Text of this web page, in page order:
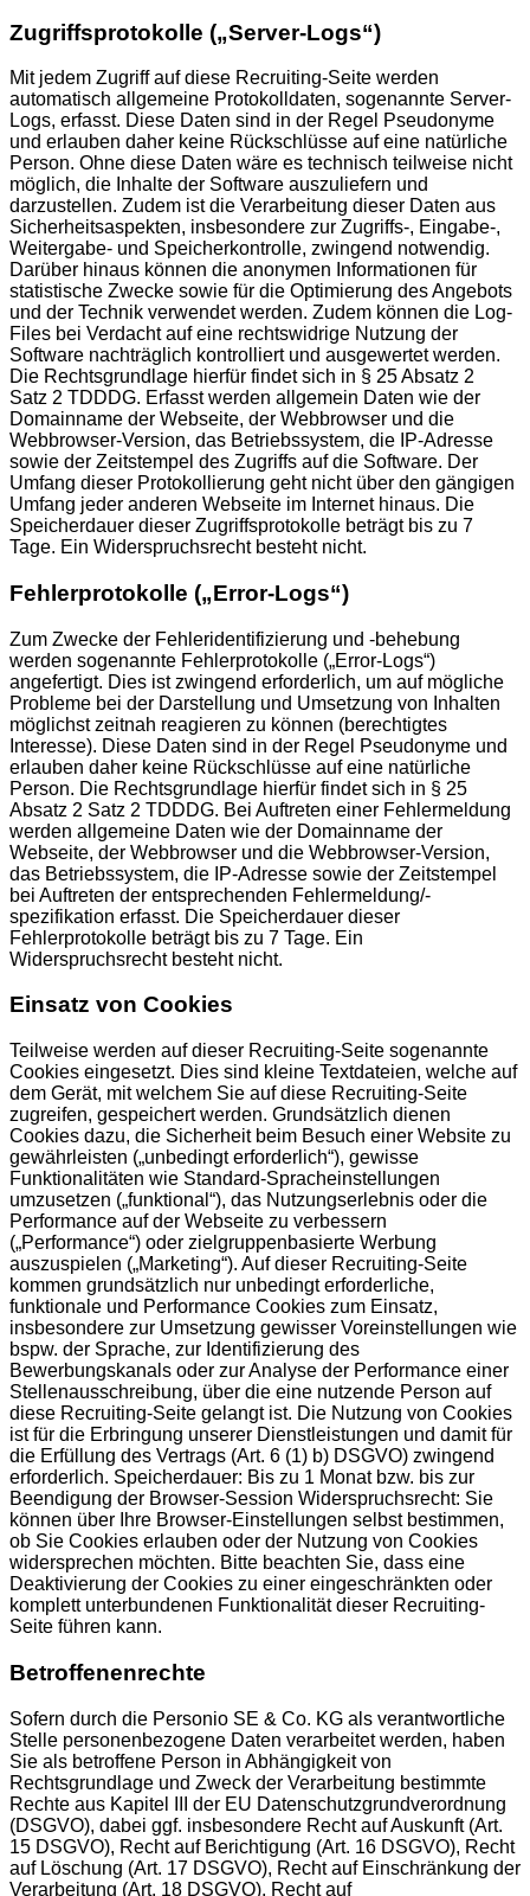
Zugriffsprotokolle („Server-Logs“)
Mit jedem Zugriff auf diese Recruiting-Seite werden
automatisch allgemeine Protokolldaten, sogenannte Server-
Logs, erfasst. Diese Daten sind in der Regel Pseudonyme
und erlauben daher keine Rückschlüsse auf eine natürliche
Person. Ohne diese Daten wäre es technisch teilweise nicht
möglich, die Inhalte der Software auszuliefern und
darzustellen. Zudem ist die Verarbeitung dieser Daten aus
Sicherheitsaspekten, insbesondere zur Zugriffs-, Eingabe-,
Weitergabe- und Speicherkontrolle, zwingend notwendig.
Darüber hinaus können die anonymen Informationen für
statistische Zwecke sowie für die Optimierung des Angebots
und der Technik verwendet werden. Zudem können die Log-
Files bei Verdacht auf eine rechtswidrige Nutzung der
Software nachträglich kontrolliert und ausgewertet werden.
Die Rechtsgrundlage hierfür findet sich in § 25 Absatz 2
Satz 2 TDDDG. Erfasst werden allgemein Daten wie der
Domainname der Webseite, der Webbrowser und die
Webbrowser-Version, das Betriebssystem, die IP-Adresse
sowie der Zeitstempel des Zugriffs auf die Software. Der
Umfang dieser Protokollierung geht nicht über den gängigen
Umfang jeder anderen Webseite im Internet hinaus. Die
Speicherdauer dieser Zugriffsprotokolle beträgt bis zu 7
Tage. Ein Widerspruchsrecht besteht nicht.
Fehlerprotokolle („Error-Logs“)
Zum Zwecke der Fehleridentifizierung und -behebung
werden sogenannte Fehlerprotokolle („Error-Logs“)
angefertigt. Dies ist zwingend erforderlich, um auf mögliche
Probleme bei der Darstellung und Umsetzung von Inhalten
möglichst zeitnah reagieren zu können (berechtigtes
Interesse). Diese Daten sind in der Regel Pseudonyme und
erlauben daher keine Rückschlüsse auf eine natürliche
Person. Die Rechtsgrundlage hierfür findet sich in § 25
Absatz 2 Satz 2 TDDDG. Bei Auftreten einer Fehlermeldung
werden allgemeine Daten wie der Domainname der
Webseite, der Webbrowser und die Webbrowser-Version,
das Betriebssystem, die IP-Adresse sowie der Zeitstempel
bei Auftreten der entsprechenden Fehlermeldung/-
spezifikation erfasst. Die Speicherdauer dieser
Fehlerprotokolle beträgt bis zu 7 Tage. Ein
Widerspruchsrecht besteht nicht.
Einsatz von Cookies
Teilweise werden auf dieser Recruiting-Seite sogenannte
Cookies eingesetzt. Dies sind kleine Textdateien, welche auf
dem Gerät, mit welchem Sie auf diese Recruiting-Seite
zugreifen, gespeichert werden. Grundsätzlich dienen
Cookies dazu, die Sicherheit beim Besuch einer Website zu
gewährleisten („unbedingt erforderlich“), gewisse
Funktionalitäten wie Standard-Spracheinstellungen
umzusetzen („funktional“), das Nutzungserlebnis oder die
Performance auf der Webseite zu verbessern
(„Performance“) oder zielgruppenbasierte Werbung
auszuspielen („Marketing“). Auf dieser Recruiting-Seite
kommen grundsätzlich nur unbedingt erforderliche,
funktionale und Performance Cookies zum Einsatz,
insbesondere zur Umsetzung gewisser Voreinstellungen wie
bspw. der Sprache, zur Identifizierung des
Bewerbungskanals oder zur Analyse der Performance einer
Stellenausschreibung, über die eine nutzende Person auf
diese Recruiting-Seite gelangt ist. Die Nutzung von Cookies
ist für die Erbringung unserer Dienstleistungen und damit für
die Erfüllung des Vertrags (Art. 6 (1) b) DSGVO) zwingend
erforderlich. Speicherdauer: Bis zu 1 Monat bzw. bis zur
Beendigung der Browser-Session Widerspruchsrecht: Sie
können über Ihre Browser-Einstellungen selbst bestimmen,
ob Sie Cookies erlauben oder der Nutzung von Cookies
widersprechen möchten. Bitte beachten Sie, dass eine
Deaktivierung der Cookies zu einer eingeschränkten oder
komplett unterbundenen Funktionalität dieser Recruiting-
Seite führen kann.
Betroffenenrechte
Sofern durch die Personio SE & Co. KG als verantwortliche
Stelle personenbezogene Daten verarbeitet werden, haben
Sie als betroffene Person in Abhängigkeit von
Rechtsgrundlage und Zweck der Verarbeitung bestimmte
Rechte aus Kapitel III der EU Datenschutzgrundverordnung
(DSGVO), dabei ggf. insbesondere Recht auf Auskunft (Art.
15 DSGVO), Recht auf Berichtigung (Art. 16 DSGVO), Recht
auf Löschung (Art. 17 DSGVO), Recht auf Einschränkung der
Verarbeitung (Art. 18 DSGVO), Recht auf